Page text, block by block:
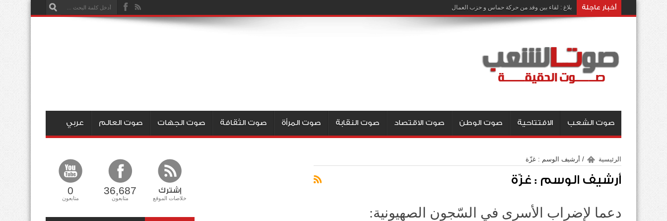
أخبار عاجلة بلاغ : لقاء بين وفد من حركة حماس و حزب العمال
صوت الشعب الافتتاحية صوت الوطن صوت الاقتصاد صوت النقابة صوت المرأة صوت الثقافة صوت الجهات صوت العالم عربي
الرئيسية / أرشيف الوسم : غزّة
أرشيف الوسم : غزّة
دعما لإضراب الأسرى في السّجون الصهيونية:
إشترك
خلاصات الموقع
36,687
متابعون
0
متابعون